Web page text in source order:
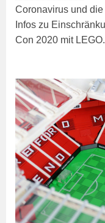
Coronavirus und
Infos zu
Con 2020 mit